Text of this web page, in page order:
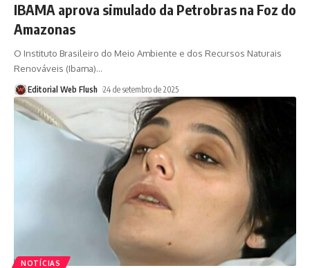
IBAMA aprova simulado da Petrobras na Foz do
Amazonas
O Instituto Brasileiro do Meio Ambiente e dos Recursos Naturais
Renováveis (Ibama)…
Editorial Web Flush 24 de setembro de 2025
NOTÍCIAS